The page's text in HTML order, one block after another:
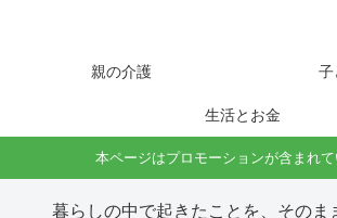
親の介護 子
生活とお金
本ページはプロモーションが含まれて
暮らしの中で起きたことを、そのま